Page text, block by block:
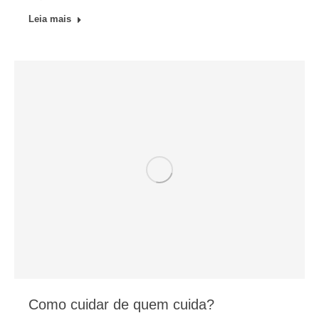
Leia mais
Como cuidar de quem cuida?